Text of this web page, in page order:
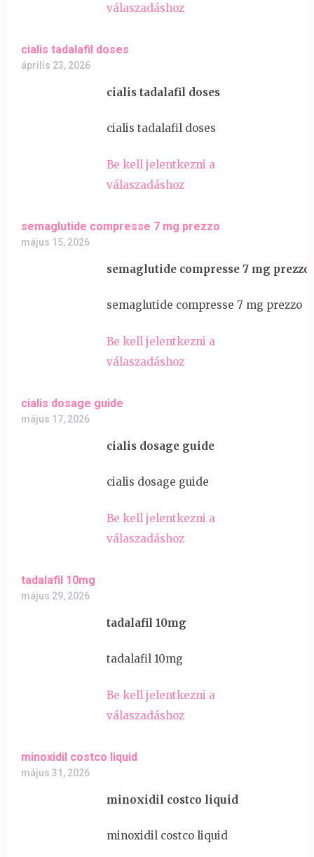
válaszadáshoz
cialis tadalafil doses
április 23, 2026
cialis tadalafil doses
cialis tadalafil doses
Be kell jelentkezni a
válaszadáshoz
semaglutide compresse 7 mg prezzo
május 15, 2026
semaglutide compresse 7 mg prezzo
semaglutide compresse 7 mg prezzo
Be kell jelentkezni a
válaszadáshoz
cialis dosage guide
május 17, 2026
cialis dosage guide
cialis dosage guide
Be kell jelentkezni a
válaszadáshoz
tadalafil 10mg
május 29, 2026
tadalafil 10mg
tadalafil 10mg
Be kell jelentkezni a
válaszadáshoz
minoxidil costco liquid
május 31, 2026
minoxidil costco liquid
minoxidil costco liquid